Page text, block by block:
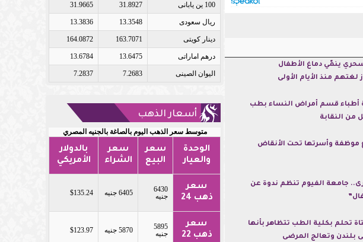
ينمّي دماغ الأطفال
منذ الأيام الأولى
أطباء قسم أمراض النساء بطب
من النقابة
موظفة وأسرتها تحت الأنقاض
جامعة الفيوم تنظم ندوة عن
تحلم بكلية الطب تتظاهر بأنها
وتعالج المرضى
100 ين يابانى 31.8927
31.9665
ريال سعودى 13.3548
13.3836
دينار كويتى 163.7071
164.0872
درهم اماراتى 13.6475
13.6784
اليوان الصينى 7.2683
7.2837
أسعار الذهب
متوسط سعر الذهب اليوم بالصاغة بالجنيه المصري
الوحدة
والعيار
سعر
البيع
سعر
الشراء
بالدولار
الأمريكي
سعر
ذهب 24
6430
جنيه
6405 جنيه $135.24
سعر
ذهب 22
5895
جنيه
5870 جنيه $123.97